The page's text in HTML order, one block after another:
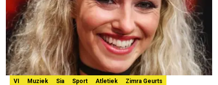
VI Muziek Sia Sport Atletiek
Zimra Geurts